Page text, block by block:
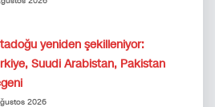
yeniden şekilleniyor:
Suudi Arabistan, Pakistan
2026